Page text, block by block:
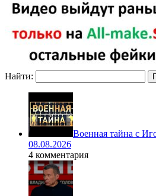
Найти:
Военная тайна с
08.08.2026
4 комментария